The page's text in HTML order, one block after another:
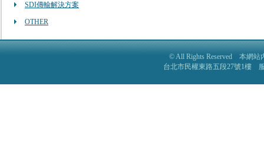
SDI傳輸解決方案
OTHER
© All Rights Reserved 本網站
台北市民權東路五段27號1樓